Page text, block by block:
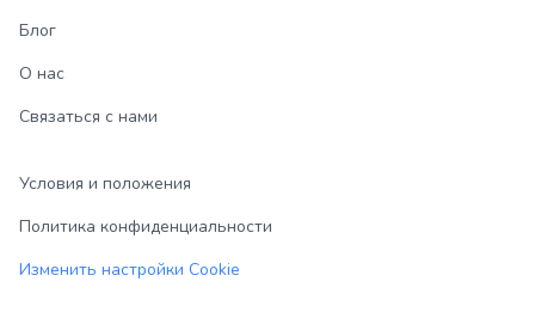
Блог
О нас
Связаться с нами
Условия и положения
Политика конфиденциальности
Изменить настройки Cookie